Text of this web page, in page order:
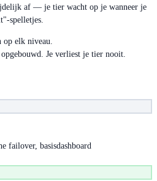
af — je tier wacht op je wanneer je
spelletjes.
op elk niveau.
Je verliest je tier nooit.
failover, basisdashboard